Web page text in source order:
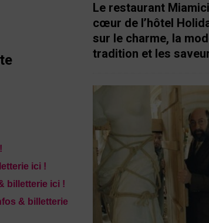
ici !
billetterie ici !
& billetterie
Le restaurant
cœur de l’hôtel
sur le charme, la
tradition et les